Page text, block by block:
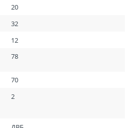
20
32
12
78
70
2